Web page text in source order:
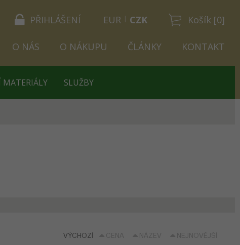
PŘIHLÁŠENÍ Košík [0]
EUR CZK
O NÁS O NÁKUPU ČLÁNKY KONTAKT
MATERIÁLY SLUŽBY
VÝCHOZÍ